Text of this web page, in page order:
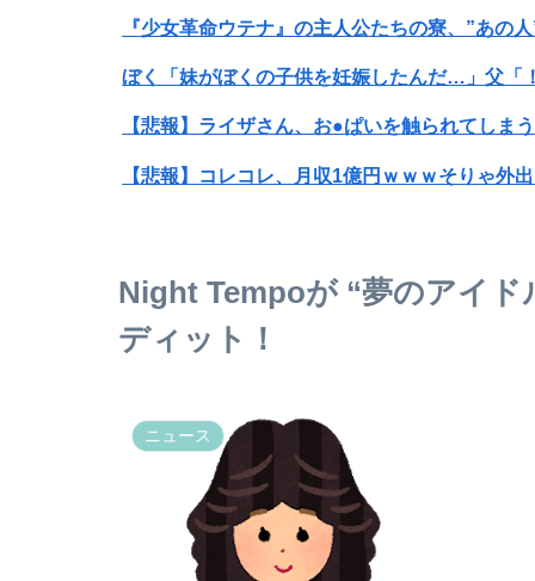
『少女革命ウテナ』の主人公たちの寮、”あの
【悲報】ライザさん、お●ぱいを触られてしま
【悲報】コレコレ、月収1億円ｗｗｗそりゃ外
パパ活不倫を暴露された大物芸人さん(63)、
【速報】熊本イオンモール、爆発の原因は『こ
【画像】女子「弱男のホテルへの誘い方が丁
【衝撃】“映像化不可”と言われた渡辺淳一の問
瀬戸環奈さん、台湾のファンに神対応
日焼け止めってさ、途中から塗っているのか
Night Tempoが “夢のアイド
ディット！
ニュース